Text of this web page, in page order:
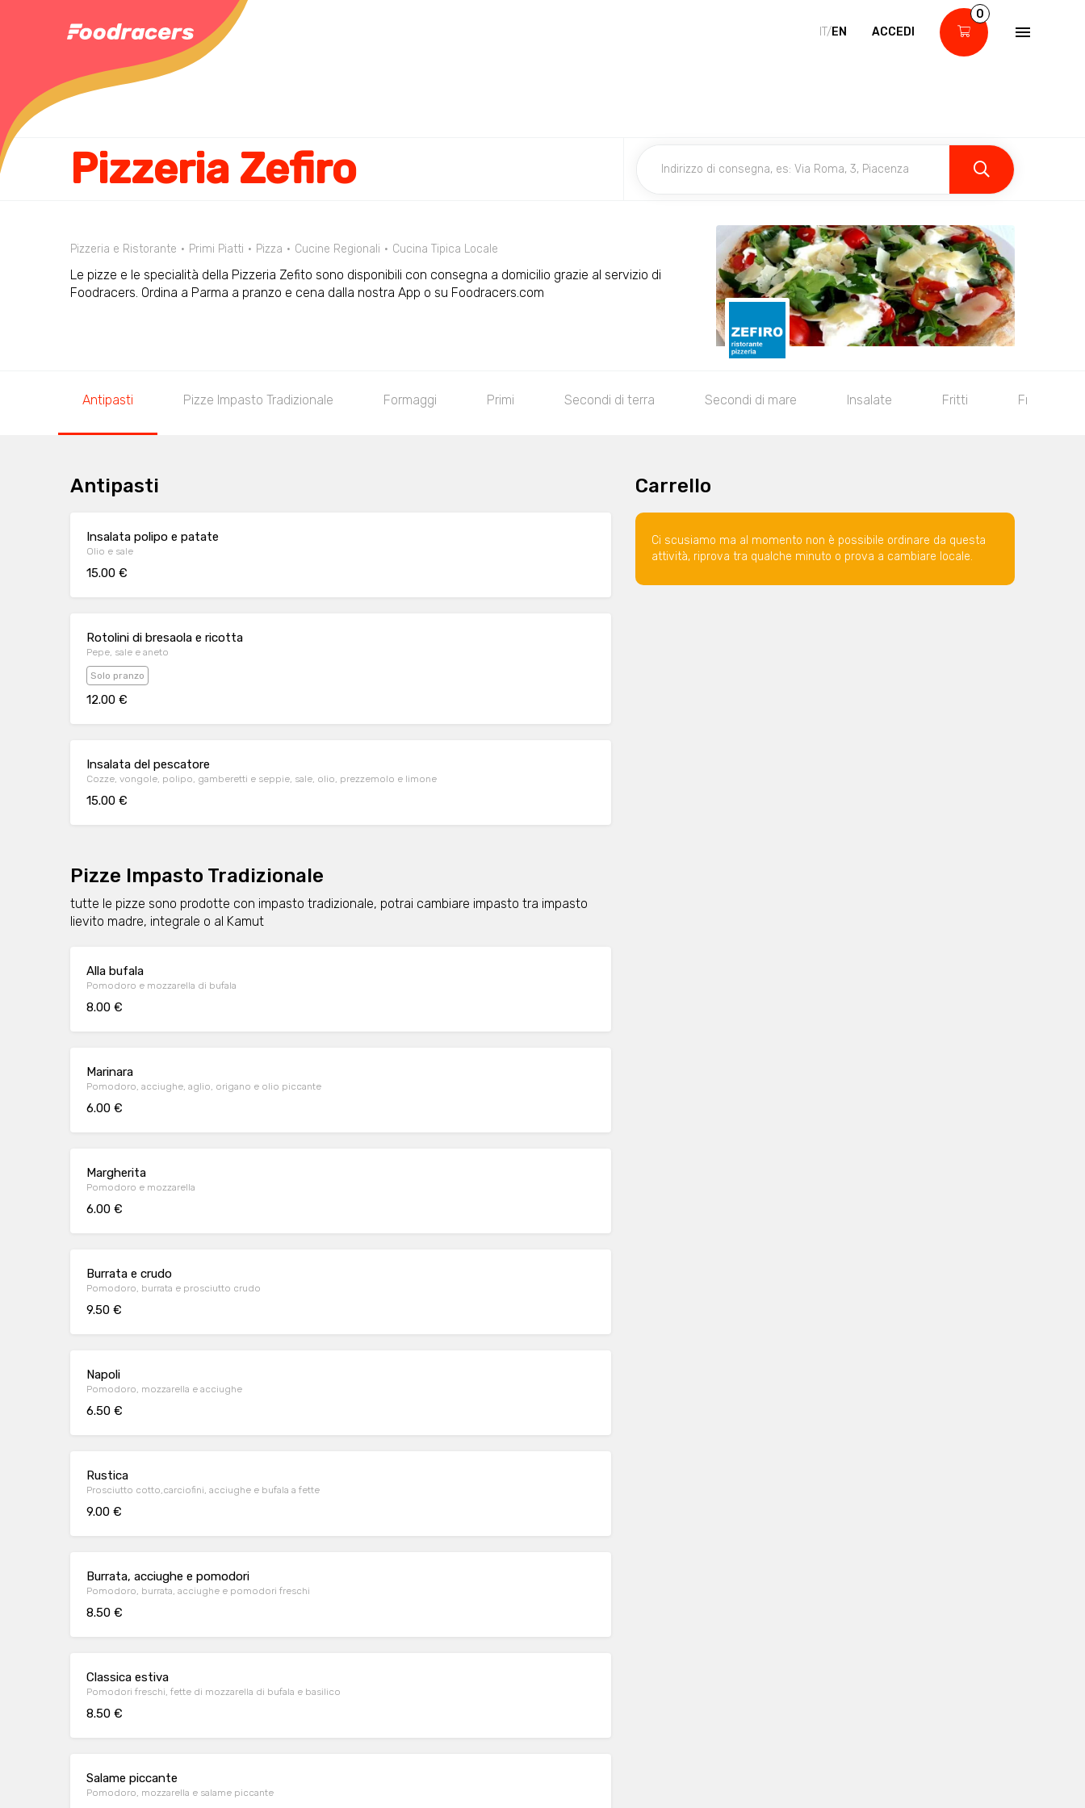
IT/EN ACCEDI
0
Pizzeria Zefiro
Pizzeria e Ristorante Primi Piatti Pizza Cucine Regionali Cucina Tipica Locale
Le pizze e le specialità della Pizzeria Zefito sono disponibili con consegna a domicilio grazie al servizio di
Foodracers. Ordina a Parma a pranzo e cena dalla nostra App o su Foodracers.com
Antipasti Pizze Impasto Tradizionale Formaggi Primi Secondi di terra Secondi di mare Insalate Fritti Frutta
Antipasti
Insalata polipo e patate
Olio e sale
15.00 €
Rotolini di bresaola e ricotta
Pepe, sale e aneto
Solo pranzo
12.00 €
Insalata del pescatore
Cozze, vongole, polipo, gamberetti e seppie, sale, olio, prezzemolo e limone
15.00 €
Pizze Impasto Tradizionale
tutte le pizze sono prodotte con impasto tradizionale, potrai cambiare impasto tra impasto
lievito madre, integrale o al Kamut
Alla bufala
Pomodoro e mozzarella di bufala
8.00 €
Marinara
Pomodoro, acciughe, aglio, origano e olio piccante
6.00 €
Margherita
Pomodoro e mozzarella
6.00 €
Burrata e crudo
Pomodoro, burrata e prosciutto crudo
9.50 €
Napoli
Pomodoro, mozzarella e acciughe
6.50 €
Rustica
Prosciutto cotto,carciofini, acciughe e bufala a fette
9.00 €
Burrata, acciughe e pomodori
Pomodoro, burrata, acciughe e pomodori freschi
8.50 €
Classica estiva
Pomodori freschi, fette di mozzarella di bufala e basilico
8.50 €
Salame piccante
Pomodoro, mozzarella e salame piccante
Carrello
Ci scusiamo ma al momento non è possibile ordinare da questa
attività, riprova tra qualche minuto o prova a cambiare locale.